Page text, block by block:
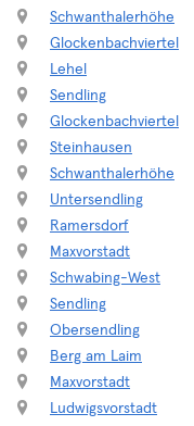
Schwanthalerhöhe
Glockenbachviertel
Lehel
Sendling
Glockenbachviertel
Steinhausen
Schwanthalerhöhe
Untersendling
Ramersdorf
Maxvorstadt
Schwabing-West
Sendling
Obersendling
Berg am Laim
Maxvorstadt
Ludwigsvorstadt